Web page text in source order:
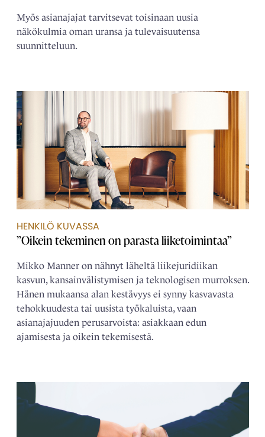
Myös asianajajat tarvitsevat toisinaan uusia
näkökulmia oman uransa ja tulevaisuutensa
suunnitteluun.
HENKILÖ KUVASSA
”Oikein tekeminen on parasta liiketoimintaa”
Mikko Manner on nähnyt läheltä liikejuridiikan
kasvun, kansainvälistymisen ja teknologisen murroksen.
Hänen mukaansa alan kestävyys ei synny kasvavasta
tehokkuudesta tai uusista työkaluista, vaan
asianajajuuden perusarvoista: asiakkaan edun
ajamisesta ja oikein tekemisestä.